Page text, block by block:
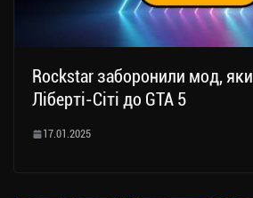
Rockstar заборонили мод,
Ліберті-Сіті до GTA 5
17.01.2025